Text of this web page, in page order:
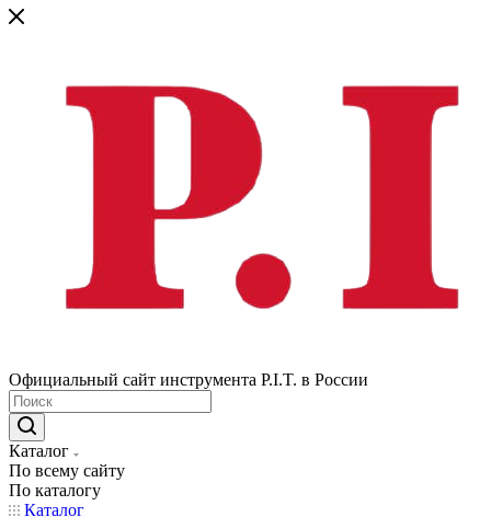
Официальный сайт инструмента P.I.T. в России
Каталог
По всему сайту
По каталогу
Каталог